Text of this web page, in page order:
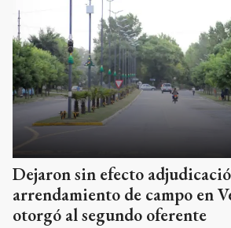
Dejaron sin efecto
arrendamiento de campo en
otorgó al segundo oferente